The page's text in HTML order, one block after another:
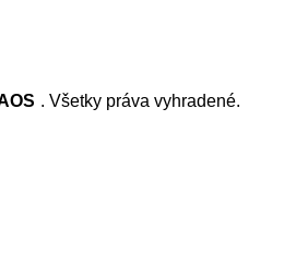
. Všetky práva vyhradené.